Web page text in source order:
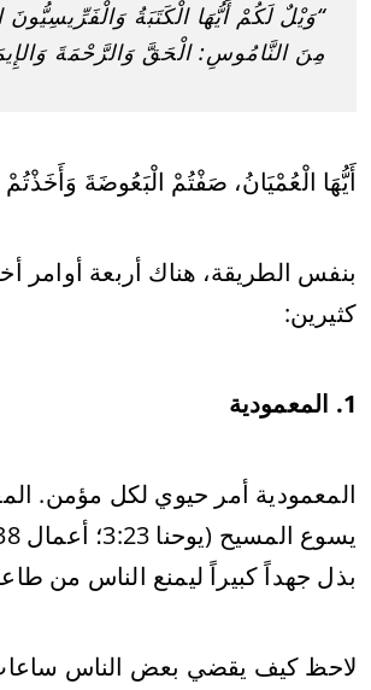
“وَيْلٌ لَكُمْ أَيُّهَا الْكَتَبَةُ
مِنَ النَّامُوسِ: الْحَقَّ وَالرَّحْمَةَ
أَيُّهَا الْعُمْيَانُ، صَفْتُمْ الْبَعُوضَةَ
بنفس الطريقة، هناك أربعة أوامر
كثيرين:
1. المعمودية
المعمودية أمر حيوي لكل مؤمن.
بذل جهداً كبيراً ليمنع الناس من
لاحظ كيف يقضي بعض الناس ساعات